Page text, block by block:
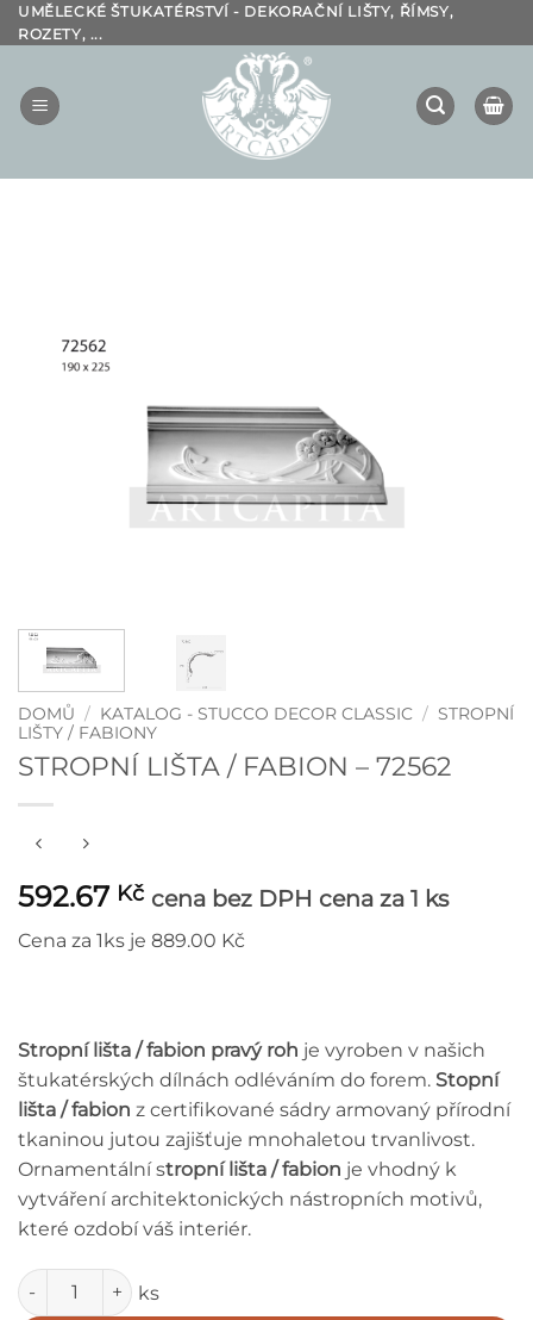
Přeskočit
na
UMĚLECKÉ ŠTUKATÉRSTVÍ - DEKORAČNÍ LIŠTY, ŘÍMSY,
ROZETY, ...
DOMŮ / KATALOG - STUCCO DECOR CLASSIC / STROPNÍ
LIŠTY / FABIONY
STROPNÍ LIŠTA / FABION – 72562
592.67 Kč cena bez DPH cena za 1 ks
Cena za 1ks je 889.00 Kč
Stropní lišta / fabion pravý roh je vyroben v našich
štukatérských dílnách odléváním do forem. Stopní
lišta / fabion z certifikované sádry armovaný přírodní
tkaninou jutou zajišťuje mnohaletou trvanlivost.
Ornamentální stropní lišta / fabion je vhodný k
vytváření architektonických nástropních motivů,
které ozdobí váš interiér.
Množství
ks